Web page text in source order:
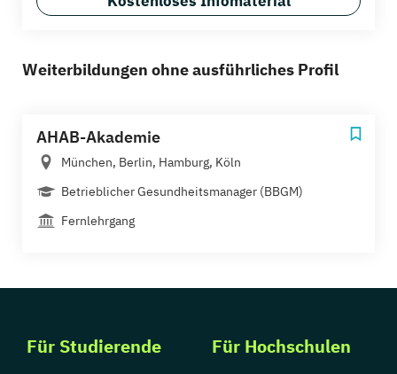
Weiterbildungen ohne ausführliches Profil
AHAB-Akademie
München, Berlin, Hamburg, Köln
Betrieblicher Gesundheitsmanager (BBGM)
Fernlehrgang
Für Studierende Für Hochschulen